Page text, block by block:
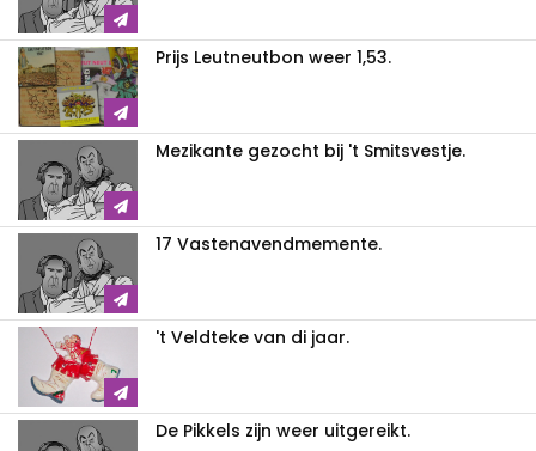
Prijs Leutneutbon weer 1,53.
Mezikante gezocht bij 't Smitsvestje.
17 Vastenavendmemente.
't Veldteke van di jaar.
De Pikkels zijn weer uitgereikt.